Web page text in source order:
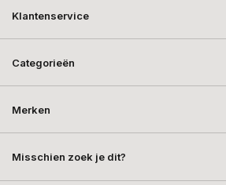
Klantenservice
Categorieën
Merken
Misschien zoek je dit?